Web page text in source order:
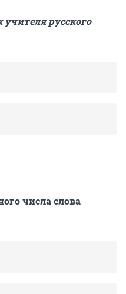
учителя русского
числа слова